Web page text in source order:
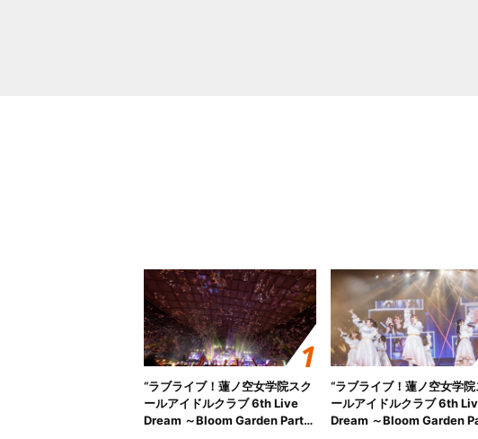
“ラブライブ！蓮ノ空女学院スク
ールアイドルクラブ 6th Live
Dream ～Bloom Garden Party
“ラブライブ！蓮ノ空女学院
ールアイドルクラブ 6th
Dream ～Bloom Garden